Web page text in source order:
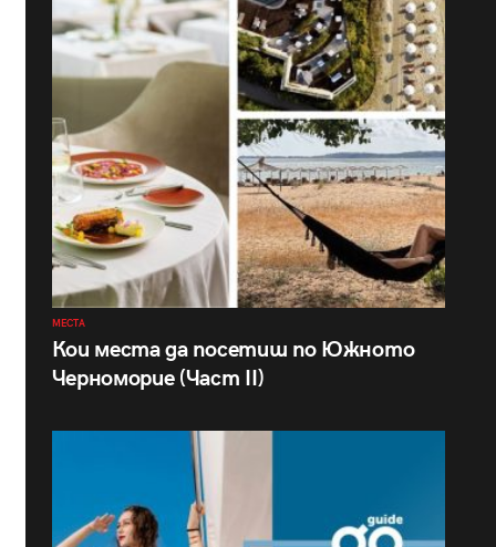
МЕСТА
Кои места да посетиш по Южното
Черноморие (Част II)